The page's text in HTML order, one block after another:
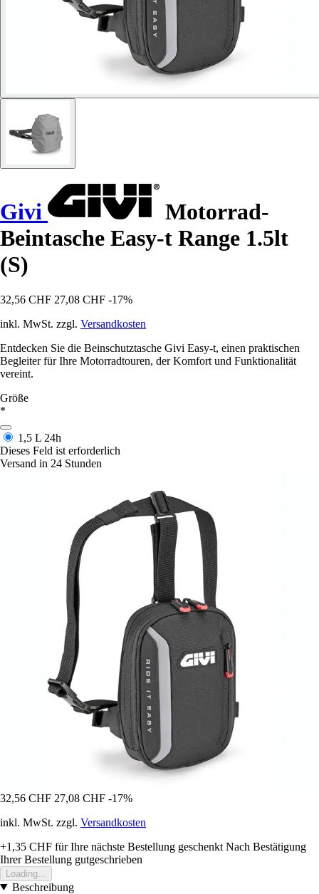
Givi
Motorrad-
Beintasche Easy-t Range 1.5lt
(S)
32,56 CHF 27,08 CHF -17%
inkl. MwSt. zzgl. Versandkosten
Entdecken Sie die Beinschutztasche Givi Easy-t, einen praktischen
Begleiter für Ihre Motorradtouren, der Komfort und Funktionalität
vereint.
Größe
*
1,5 L 24h
Dieses Feld ist erforderlich
Versand in 24 Stunden
32,56 CHF 27,08 CHF -17%
inkl. MwSt. zzgl. Versandkosten
+1,35 CHF für Ihre nächste Bestellung geschenkt Nach Bestätigung
Ihrer Bestellung gutgeschrieben
Loading...
Beschreibung